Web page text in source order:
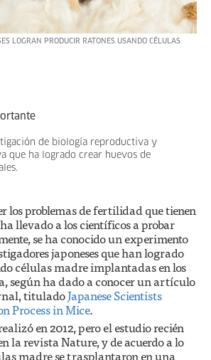
LOGRAN PRODUCIR RATONES USANDO CÉLULAS
de biología reproductiva y
que ha logrado crear huevos de
los problemas de fertilidad que tienen
llevado a los científicos a probar
se ha conocido un experimento
japoneses que han logrado
células madre implantadas en los
según ha dado a conocer un artículo
tituladoJapanese Scientists
Process in Mice.
en 2012, pero el estudio recién
la revista Nature, y de acuerdo a lo
madre se trasplantaron en una